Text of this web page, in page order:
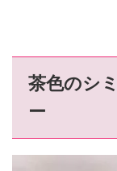
茶色のシ
ー